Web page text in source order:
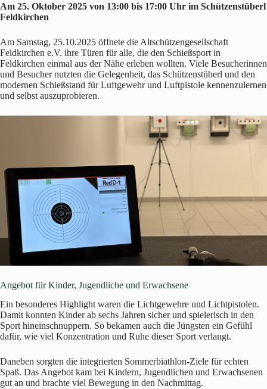
Am 25. Oktober 2025 von 13:00 bis 17:00 Uhr im Schützenstüberl
Feldkirchen
Am Samstag, 25.10.2025 öffnete die Altschützengesellschaft
Feldkirchen e.V. ihre Türen für alle, die den Schießsport in
Feldkirchen einmal aus der Nähe erleben wollten. Viele Besucherinnen
und Besucher nutzten die Gelegenheit, das Schützenstüberl und den
modernen Schießstand für Luftgewehr und Luftpistole kennenzulernen
und selbst auszuprobieren.
Angebot für Kinder, Jugendliche und Erwachsene
Ein besonderes Highlight waren die Lichtgewehre und Lichtpistolen.
Damit konnten Kinder ab sechs Jahren sicher und spielerisch in den
Sport hineinschnuppern. So bekamen auch die Jüngsten ein Gefühl
dafür, wie viel Konzentration und Ruhe dieser Sport verlangt.
Daneben sorgten die integrierten Sommerbiathlon-Ziele für echten
Spaß. Das Angebot kam bei Kindern, Jugendlichen und Erwachsenen
gut an und brachte viel Bewegung in den Nachmittag.